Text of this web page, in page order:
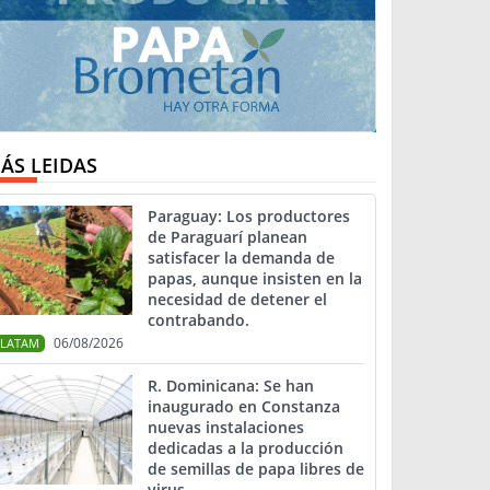
LEIDAS
Paraguay: Los productores
de Paraguarí planean
satisfacer la demanda de
papas, aunque insisten en la
necesidad de detener el
contrabando.
LATAM 06/08/2026
R. Dominicana: Se han
inaugurado en Constanza
nuevas instalaciones
dedicadas a la producción
de semillas de papa libres de